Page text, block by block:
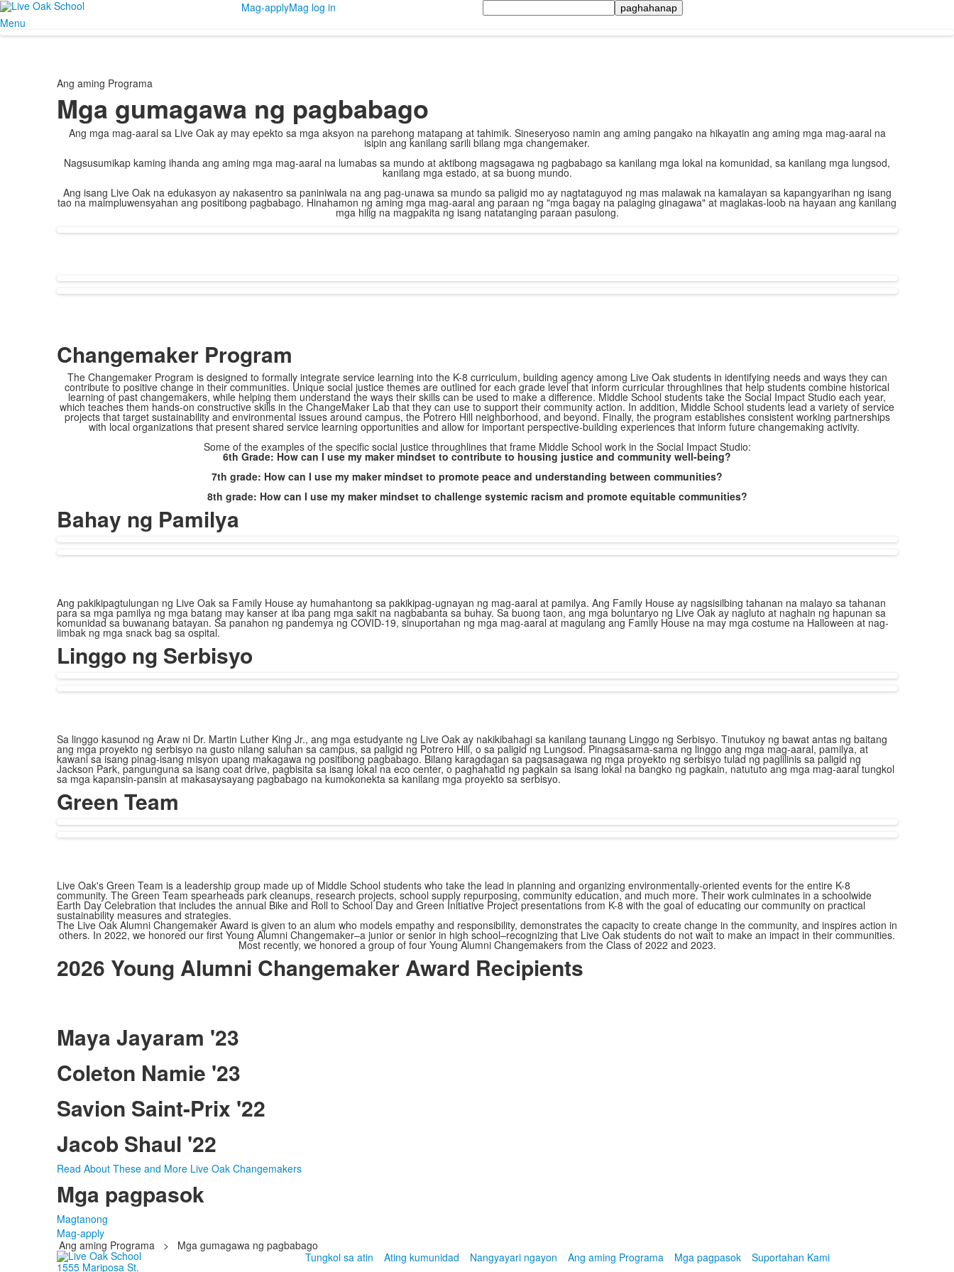
Mag-applyMag log in
Maghanap
Menu
Ang aming Programa
Mga gumagawa ng pagbabago
Ang mga mag-aaral sa Live Oak ay may epekto sa mga aksyon na parehong matapang at tahimik. Sineseryoso namin ang aming pangako na hikayatin ang aming mga mag-aaral na
isipin ang kanilang sarili bilang mga changemaker.
Nagsusumikap kaming ihanda ang aming mga mag-aaral na lumabas sa mundo at aktibong magsagawa ng pagbabago sa kanilang mga lokal na komunidad, sa kanilang mga lungsod,
kanilang mga estado, at sa buong mundo.
Ang isang Live Oak na edukasyon ay nakasentro sa paniniwala na ang pag-unawa sa mundo sa paligid mo ay nagtataguyod ng mas malawak na kamalayan sa kapangyarihan ng isang
tao na maimpluwensyahan ang positibong pagbabago. Hinahamon ng aming mga mag-aaral ang paraan ng "mga bagay na palaging ginagawa" at maglakas-loob na hayaan ang kanilang
mga hilig na magpakita ng isang natatanging paraan pasulong.
Changemaker Program
The Changemaker Program is designed to formally integrate service learning into the K-8 curriculum, building agency among Live Oak students in identifying needs and ways they can
contribute to positive change in their communities. Unique social justice themes are outlined for each grade level that inform curricular throughlines that help students combine historical
learning of past changemakers, while helping them understand the ways their skills can be used to make a difference. Middle School students take the Social Impact Studio each year,
which teaches them hands-on constructive skills in the ChangeMaker Lab that they can use to support their community action. In addition, Middle School students lead a variety of service
projects that target sustainability and environmental issues around campus, the Potrero Hill neighborhood, and beyond. Finally, the program establishes consistent working partnerships
with local organizations that present shared service learning opportunities and allow for important perspective-building experiences that inform future changemaking activity.
Some of the examples of the specific social justice throughlines that frame Middle School work in the Social Impact Studio:
6th Grade: How can I use my maker mindset to contribute to housing justice and community well-being?
7th grade: How can I use my maker mindset to promote peace and understanding between communities?
8th grade: How can I use my maker mindset to challenge systemic racism and promote equitable communities?
Bahay ng Pamilya
Ang pakikipagtulungan ng Live Oak sa Family House ay humahantong sa pakikipag-ugnayan ng mag-aaral at pamilya. Ang Family House ay nagsisilbing tahanan na malayo sa tahanan
para sa mga pamilya ng mga batang may kanser at iba pang mga sakit na nagbabanta sa buhay. Sa buong taon, ang mga boluntaryo ng Live Oak ay nagluto at naghain ng hapunan sa
komunidad sa buwanang batayan. Sa panahon ng pandemya ng COVID-19, sinuportahan ng mga mag-aaral at magulang ang Family House na may mga costume na Halloween at nag-
iimbak ng mga snack bag sa ospital.
Linggo ng Serbisyo
Sa linggo kasunod ng Araw ni Dr. Martin Luther King Jr., ang mga estudyante ng Live Oak ay nakikibahagi sa kanilang taunang Linggo ng Serbisyo. Tinutukoy ng bawat antas ng baitang
ang mga proyekto ng serbisyo na gusto nilang saluhan sa campus, sa paligid ng Potrero Hill, o sa paligid ng Lungsod. Pinagsasama-sama ng linggo ang mga mag-aaral, pamilya, at
kawani sa isang pinag-isang misyon upang makagawa ng positibong pagbabago. Bilang karagdagan sa pagsasagawa ng mga proyekto ng serbisyo tulad ng paglilinis sa paligid ng
Jackson Park, pangunguna sa isang coat drive, pagbisita sa isang lokal na eco center, o paghahatid ng pagkain sa isang lokal na bangko ng pagkain, natututo ang mga mag-aaral tungkol
sa mga kapansin-pansin at makasaysayang pagbabago na kumokonekta sa kanilang mga proyekto sa serbisyo.
Green Team
Live Oak's Green Team is a leadership group made up of Middle School students who take the lead in planning and organizing environmentally-oriented events for the entire K-8
community. The Green Team spearheads park cleanups, research projects, school supply repurposing, community education, and much more. Their work culminates in a schoolwide
Earth Day Celebration that includes the annual Bike and Roll to School Day and Green Initiative Project presentations from K-8 with the goal of educating our community on practical
sustainability measures and strategies.
The Live Oak Alumni Changemaker Award is given to an alum who models empathy and responsibility, demonstrates the capacity to create change in the community, and inspires action in
others. In 2022, we honored our first Young Alumni Changemaker–a junior or senior in high school–recognizing that Live Oak students do not wait to make an impact in their communities.
Most recently, we honored a group of four Young Alumni Changemakers from the Class of 2022 and 2023.
2026 Young Alumni Changemaker Award Recipients
Maya Jayaram '23
Coleton Namie '23
Savion Saint-Prix '22
Jacob Shaul '22
Read About These and More Live Oak Changemakers
Mga pagpasok
Magtanong
Mag-apply
Ang aming Programa
>
Mga gumagawa ng pagbabago
1555 Mariposa St.
Tungkol sa atin Ating kumunidad Nangyayari ngayon Ang aming Programa Mga pagpasok Suportahan Kami